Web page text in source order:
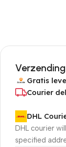
Gratis
Courier
DHL
DHL courier
specified